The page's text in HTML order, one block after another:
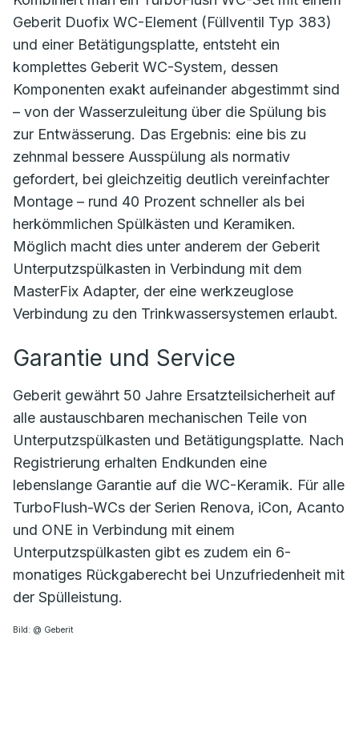
Geberit Duofix WC-Element (Füllventil Typ 383)
und einer Betätigungsplatte, entsteht ein
komplettes Geberit WC-System, dessen
Komponenten exakt aufeinander abgestimmt sind
– von der Wasserzuleitung über die Spülung bis
zur Entwässerung. Das Ergebnis: eine bis zu
zehnmal bessere Ausspülung als normativ
gefordert, bei gleichzeitig deutlich vereinfachter
Montage – rund 40 Prozent schneller als bei
herkömmlichen Spülkästen und Keramiken.
Möglich macht dies unter anderem der Geberit
Unterputzspülkasten in Verbindung mit dem
MasterFix Adapter, der eine werkzeuglose
Verbindung zu den Trinkwassersystemen erlaubt.
Garantie und Service
Geberit gewährt 50 Jahre Ersatzteilsicherheit auf
alle austauschbaren mechanischen Teile von
Unterputzspülkasten und Betätigungsplatte. Nach
Registrierung erhalten Endkunden eine
lebenslange Garantie auf die WC-Keramik. Für alle
TurboFlush-WCs der Serien Renova, iCon, Acanto
und ONE in Verbindung mit einem
Unterputzspülkasten gibt es zudem ein 6-
monatiges Rückgaberecht bei Unzufriedenheit mit
der Spülleistung.
Bild: @ Geberit